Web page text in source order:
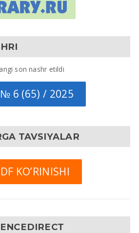
son nashr etildi
№ 6 (65) / 2025
TAVSIYALAR
KO’RINISHI